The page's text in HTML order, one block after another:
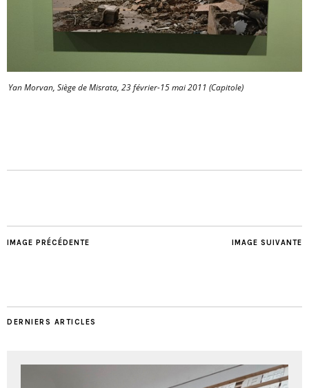
Yan Morvan, Siège de Misrata, 23 février-15 mai 2011 (Capitole)
IMAGE SUIVANTE
IMAGE PRÉCÉDENTE
DERNIERS ARTICLES